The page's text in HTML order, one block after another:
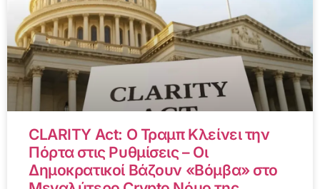
CLARITY Act: Ο Τραμπ Κλείνει την
Πόρτα στις Ρυθμίσεις – Οι
Δημοκρατικοί Βάζουν «Βόμβα» στο